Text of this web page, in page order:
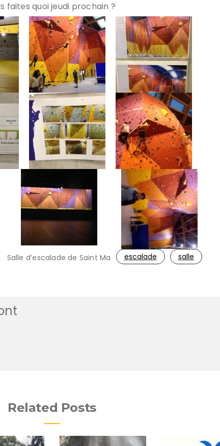
faites quoi jeudi prochain ?
Salle d’escalade de Saint Ma escalade salle
Related Posts